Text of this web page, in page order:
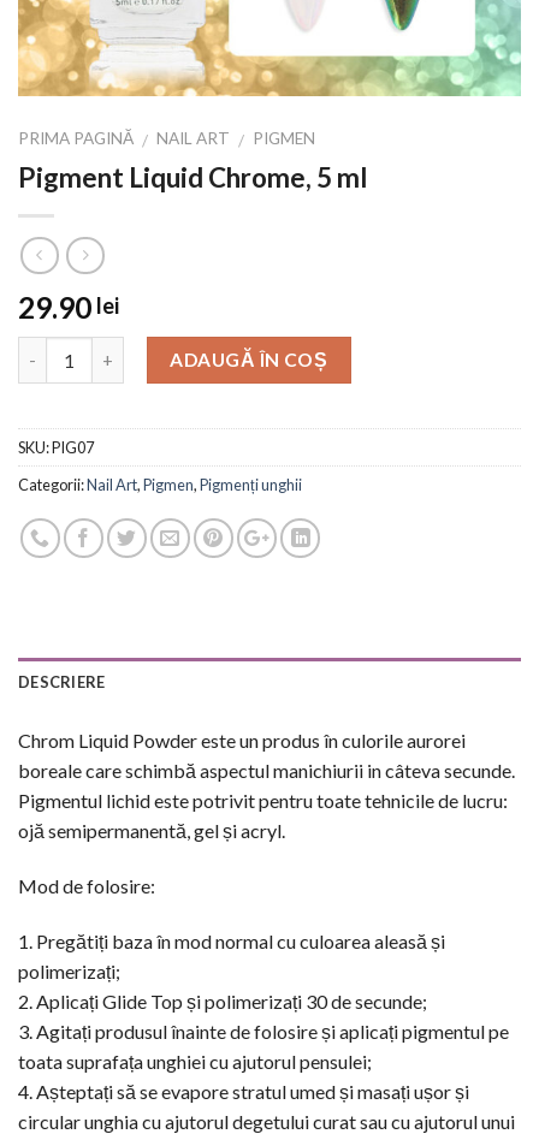
PRIMA PAGINĂ / NAIL ART / PIGMEN
Pigment Liquid Chrome, 5 ml
29.90 lei
ADAUGĂ ÎN COȘ
SKU:PIG07
Categorii:Nail Art,Pigmen,Pigmenți unghii
DESCRIERE
Chrom Liquid Powder este un produs în culorile aurorei
boreale care schimbă aspectul manichiurii in câteva secunde.
Pigmentul lichid este potrivit pentru toate tehnicile de lucru:
ojă semipermanentă, gel și acryl.
Mod de folosire:
1. Pregătiți baza în mod normal cu culoarea aleasă și
polimerizați;
2. Aplicați Glide Top și polimerizați 30 de secunde;
3. Agitați produsul înainte de folosire și aplicați pigmentul pe
toata suprafața unghiei cu ajutorul pensulei;
4. Așteptați să se evapore stratul umed și masați ușor și
circular unghia cu ajutorul degetului curat sau cu ajutorul unui